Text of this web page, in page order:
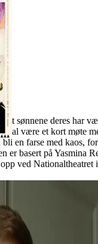
at sønnene deres har
skal være et kort møte
en farse med kaos,
er basert på Yasmina
ved Nationaltheatret